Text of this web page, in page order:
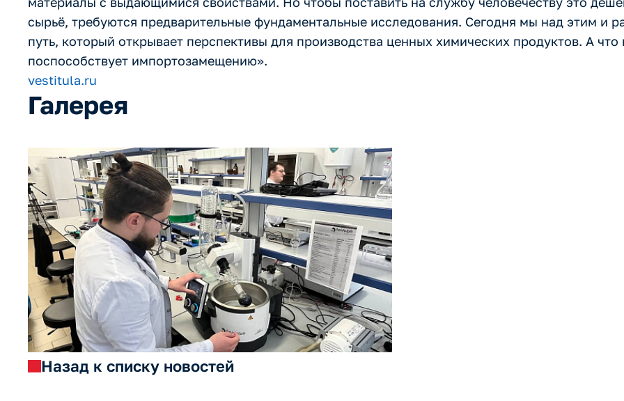
сырьё, требуются предварительные фундаментальные исследования. Сегодня мы над этим и
путь, который открывает перспективы для производства ценных химических продуктов. А что
поспособствует импортозамещению».
vestitula.ru
Галерея
Назад к списку новостей